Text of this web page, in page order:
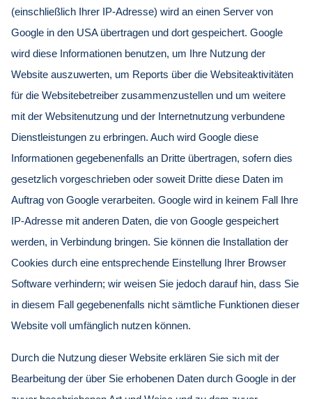
(einschließlich Ihrer IP-Adresse) wird an einen Server von
Google in den USA übertragen und dort gespeichert. Google
wird diese Informationen benutzen, um Ihre Nutzung der
Website auszuwerten, um Reports über die Websiteaktivitäten
für die Websitebetreiber zusammenzustellen und um weitere
mit der Websitenutzung und der Internetnutzung verbundene
Dienstleistungen zu erbringen. Auch wird Google diese
Informationen gegebenenfalls an Dritte übertragen, sofern dies
gesetzlich vorgeschrieben oder soweit Dritte diese Daten im
Auftrag von Google verarbeiten. Google wird in keinem Fall Ihre
IP-Adresse mit anderen Daten, die von Google gespeichert
werden, in Verbindung bringen. Sie können die Installation der
Cookies durch eine entsprechende Einstellung Ihrer Browser
Software verhindern; wir weisen Sie jedoch darauf hin, dass Sie
in diesem Fall gegebenenfalls nicht sämtliche Funktionen dieser
Website voll umfänglich nutzen können.
Durch die Nutzung dieser Website erklären Sie sich mit der
Bearbeitung der über Sie erhobenen Daten durch Google in der